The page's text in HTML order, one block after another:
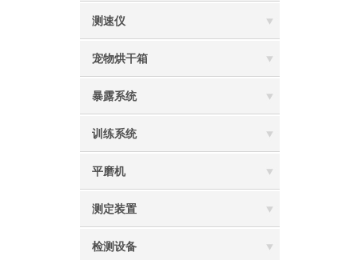
测速仪
宠物烘干箱
暴露系统
训练系统
平磨机
测定装置
检测设备